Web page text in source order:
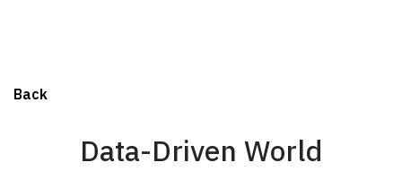
Back
Data-Driven World